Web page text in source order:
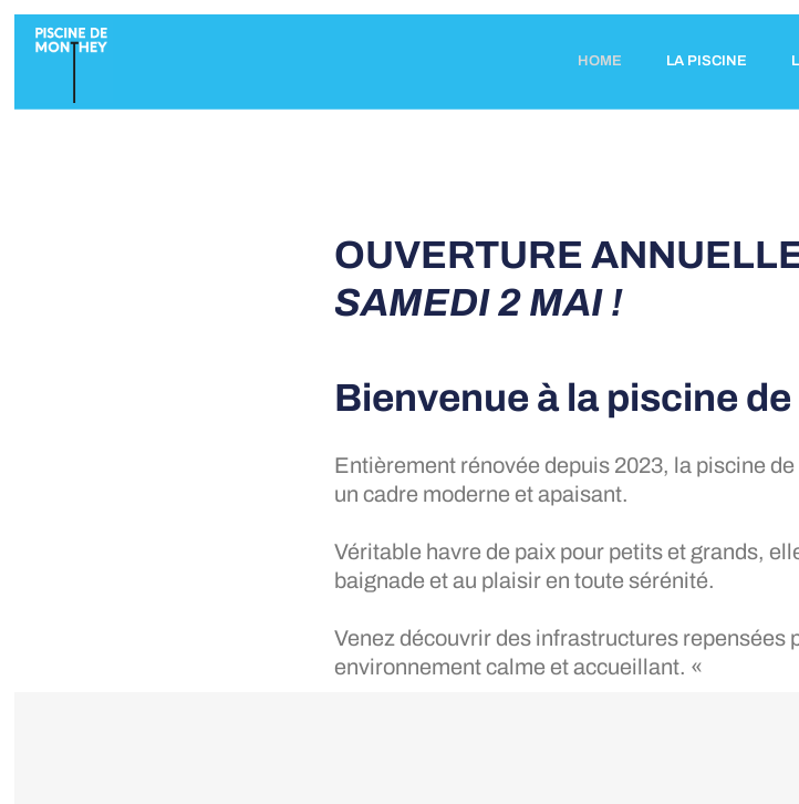
HOME LA PISCINE
OUVERTURE
SAMEDI 2 MAI !
Bienvenue à la piscine
Entièrement rénovée depuis 2023, la piscine
un cadre moderne et apaisant.
Véritable havre de paix pour petits et grands,
baignade et au plaisir en toute sérénité.
Venez découvrir des infrastructures repensées
environnement calme et accueillant. «